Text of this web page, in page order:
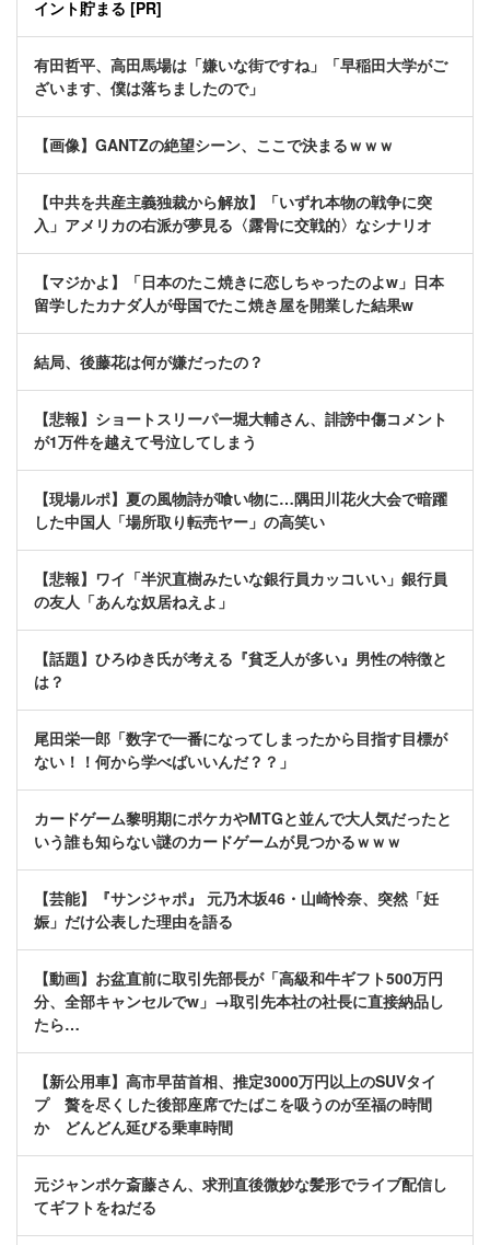
イント貯まる [PR]
有田哲平、高田馬場は「嫌いな街ですね」「早稲田大学がご
ざいます、僕は落ちましたので」
【画像】GANTZの絶望シーン、ここで決まるｗｗｗ
【中共を共産主義独裁から解放】「いずれ本物の戦争に突
入」アメリカの右派が夢見る〈露骨に交戦的〉なシナリオ
【マジかよ】「日本のたこ焼きに恋しちゃったのよw」日本
留学したカナダ人が母国でたこ焼き屋を開業した結果w
結局、後藤花は何が嫌だったの？
【悲報】ショートスリーパー堀大輔さん、誹謗中傷コメント
が1万件を越えて号泣してしまう
【現場ルポ】夏の風物詩が喰い物に…隅田川花火大会で暗躍
した中国人「場所取り転売ヤー」の高笑い
【悲報】ワイ「半沢直樹みたいな銀行員カッコいい」銀行員
の友人「あんな奴居ねえよ」
【話題】ひろゆき氏が考える『貧乏人が多い』男性の特徴と
は？
尾田栄一郎「数字で一番になってしまったから目指す目標が
ない！！何から学べばいいんだ？？」
カードゲーム黎明期にポケカやMTGと並んで大人気だったと
いう誰も知らない謎のカードゲームが見つかるｗｗｗ
【芸能】『サンジャポ』 元乃木坂46・山崎怜奈、突然「妊
娠」だけ公表した理由を語る
【動画】お盆直前に取引先部長が「高級和牛ギフト500万円
分、全部キャンセルでw」→取引先本社の社長に直接納品し
たら…
【新公用車】高市早苗首相、推定3000万円以上のSUVタイ
プ 贅を尽くした後部座席でたばこを吸うのが至福の時間
か どんどん延びる乗車時間
元ジャンポケ斎藤さん、求刑直後微妙な髪形でライブ配信し
てギフトをねだる